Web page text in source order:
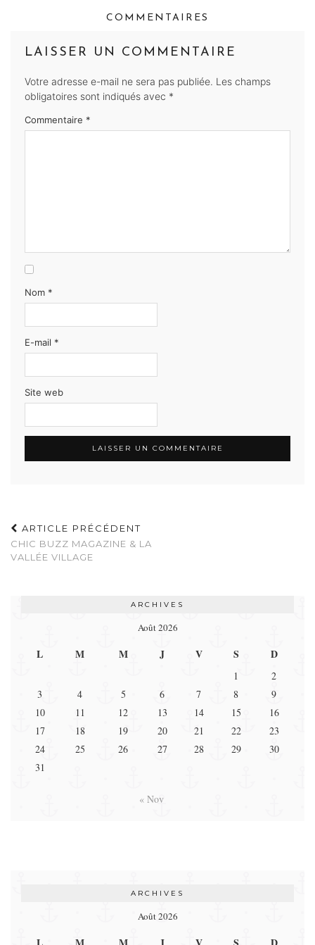
COMMENTAIRES
LAISSER UN COMMENTAIRE
Votre adresse e-mail ne sera pas publiée. Les champs
obligatoires sont indiqués avec *
Commentaire *
Nom *
E-mail *
Site web
ARTICLE PRÉCÉDENT
CHIC BUZZ MAGAZINE & LA
VALLÉE VILLAGE
ARCHIVES
Août 2026
L M M J V S D
1
2
3
4 5 6 7 8
9
10
11 12 13 14 15
16
17
18 19 20 21 22
23
24
25 26 27 28 29
30
31
« Nov
ARCHIVES
Août 2026